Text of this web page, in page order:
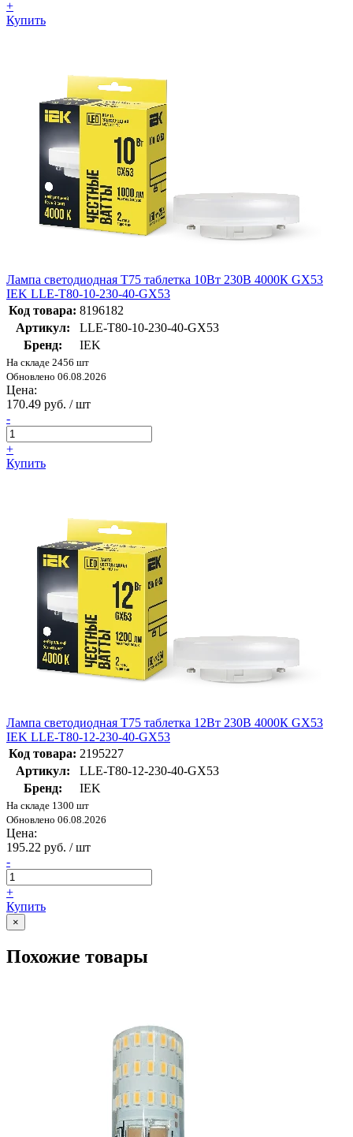
+
Купить
Лампа светодиодная T75 таблетка 10Вт 230В 4000К GX53
IEK LLE-T80-10-230-40-GX53
Код товара: 8196182
Артикул:
LLE-T80-10-230-40-GX53
Бренд:
IEK
На складе 2456 шт
Обновлено 06.08.2026
Цена:
170.49 руб. / шт
-
+
Купить
Лампа светодиодная T75 таблетка 12Вт 230В 4000К GX53
IEK LLE-T80-12-230-40-GX53
Код товара: 2195227
Артикул:
LLE-T80-12-230-40-GX53
Бренд:
IEK
На складе 1300 шт
Обновлено 06.08.2026
Цена:
195.22 руб. / шт
-
+
Купить
×
Похожие товары